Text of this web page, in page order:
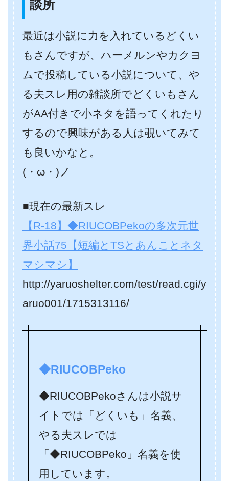
談所
最近は小説に力を入れているどくい
もさんですが、ハーメルンやカクヨ
ムで投稿している小説について、や
る夫スレ用の雑談所でどくいもさん
がAA付きで小ネタを語ってくれたり
するので興味がある人は覗いてみて
も良いかなと。
(・ω・)ノ
■現在の最新スレ
【R-18】◆RIUCOBPekoの多次元世
界小話75【短編とTSとあんことネタ
マシマシ】
http://yaruoshelter.com/test/read.cgi/y
aruo001/1715313116/
◆RIUCOBPeko
◆RIUCOBPekoさんは小説サ
イトでは「どくいも」名義、
やる夫スレでは
「◆RIUCOBPeko」名義を使
用しています。